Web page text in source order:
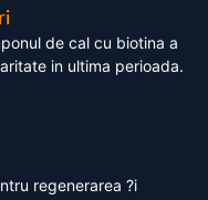
de cal cu biotina a
in ultima perioada.
regenerarea ?i